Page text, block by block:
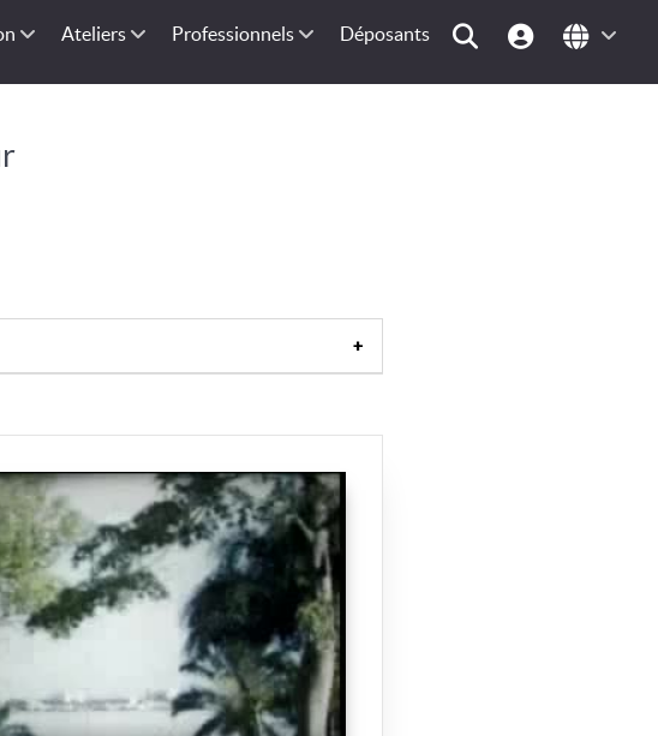
Ateliers Professionnels Déposants
Cimetière (israélite)|Cimetière (musulman)|